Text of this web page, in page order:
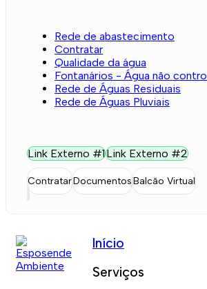
Rede de abastecimento
Contratar
Qualidade da água
Fontanários - Água não
Rede de Águas Residuais
Rede de Águas Pluviais
Link Externo #1Link Externo #2
ContratarDocumentosBalcão Virtual
Início
Serviços